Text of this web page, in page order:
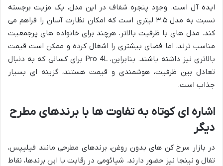
ایده آل است. وجود پنجره شفاف در این مدل، یک مزیت برجسته
نسبت به مدل ۳.۵ لیتری است که امکان نظارت آسان را فراهم می
کند. مدل های با ظرفیت بالاتر، هرچند برای خانواده های پرجمعیت
مناسب ترند، اما فضای بیشتری را اشغال کرده و ممکن است قیمت
بالاتری نیز داشته باشند. بنابراین، Pro 4L برای کسانی که به دنبال
تعادل بین ظرفیت، هوشمندی و قیمت هستند، گزینه ای بسیار
جذاب است.
اشاره ای کوتاه به تفاوت ها با برندهای مطرح
دیگر
در بازار سرخ کن های بدون روغن، برندهای مطرحی مانند فیلیپس،
تفال و نینجا نیز حضور دارند. شیائومی در رقابت با این برندها، نقاط